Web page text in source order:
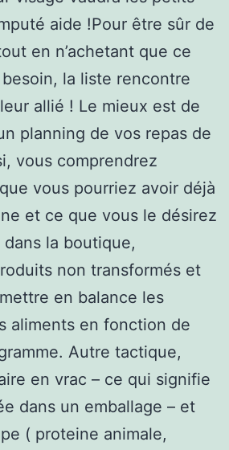
aide !Pour être sûr de
en n’achetant que ce
la liste rencontre
allié ! Le mieux est de
planning de vos repas de
vous comprendrez
vous pourriez avoir déjà
et ce que vous le désirez
dans la boutique,
non transformés et
en balance les
aliments en fonction de
Autre tactique,
en vrac – ce qui signifie
dans un emballage – et
( proteine animale,